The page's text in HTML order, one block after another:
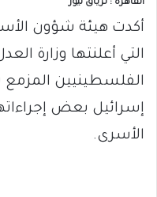
القاهرة : ترياق نيوز
أكدت هيئة شؤون
التي أعلنتها وزارة
الفلسطينيين
إسرائيل بعض
الأسرى.